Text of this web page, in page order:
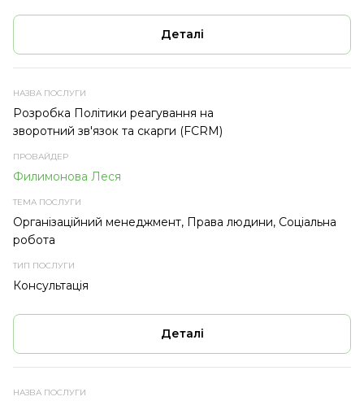
Деталі
Розробка Політики реагування на
зворотний зв'язок та скарги (FCRM)
Филимонова Леся
Організаційний менеджмент, Права людини, Соціальна
робота
Консультація
Деталі